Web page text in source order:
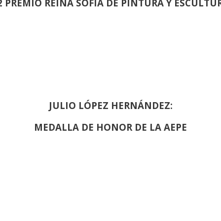
PREMIO REINA SOFIA DE PINTURA Y
JULIO LÓPEZ HERNÁNDEZ:
MEDALLA DE HONOR DE LA AEPE